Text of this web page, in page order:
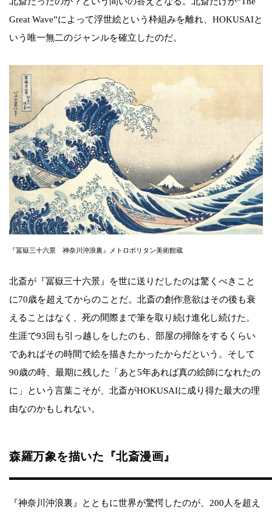
Great Wave”によって浮世絵という枠組みを離れ、HOKUSAIと
いう唯一無二のジャンルを確立したのだ。
『冨嶽三十六景 神奈川沖浪裏』メトロポリタン美術館蔵
北斎が『冨嶽三十六景』を世に送りだしたのは驚くべきこと
に70歳を超えてからのことだ。北斎の創作意欲はその後も衰
えることはなく、死の間際まで筆を取り続け進化し続けた。
生涯で93回も引っ越しをしたのも、部屋の掃除をするくらい
であればその時間で絵を描きたかったからだという。そして
90歳の時、最期に残した「あと5年あれば真の絵師になれたの
に」という言葉こそが、北斎がHOKUSAIに成り得た最大の理
由なのかもしれない。
森羅万象を描いた『北斎漫画』
『神奈川沖浪裏』とともに世界が驚愕したのが、200人を超え